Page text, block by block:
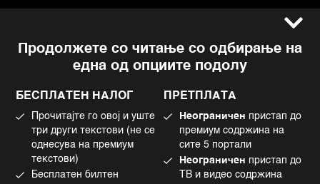
Продолжете со читање со одбирање на
една од опциите подолу
БЕСПЛАТЕН НАЛОГ
Прочитајте го овој и уште
три други текстови (не се
однесува на премиум
текстови)
Бесплатен билтен
ПРЕТПЛАТА
Неограничен пристап до
премиум содржина на
сите 5 портали
Неограничен пристап до
ТВ и видео содржина
Импресум
Политика на приватност
Политика за колачиња
Употреба на вештачка интелигенција
Facebook
Instagram
Twitter
Tiktok